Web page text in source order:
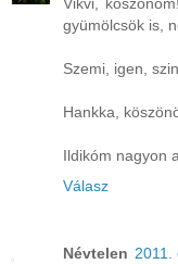
Vikvi,
gyümölcsök is,
Szemi, igen,
Hankka,
Ildikóm nagyon
Válasz
Névtelen 2011.